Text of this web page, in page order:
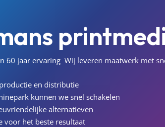
60 jaar ervaring Wij leveren maatwerk met
en distributie
kunnen we snel schakelen
alternatieven
voor het beste resultaat